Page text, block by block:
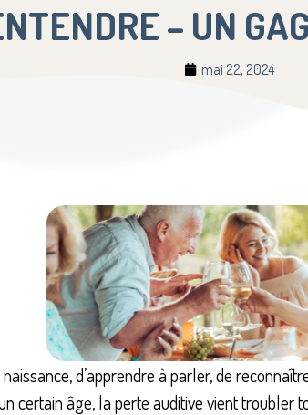
– UN
mai 22, 2024
d’apprendre à parler, de
certain âge, la perte auditive vient